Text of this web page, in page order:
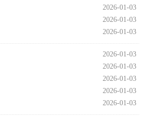
2026-01-03
2026-01-03
2026-01-03
2026-01-03
2026-01-03
2026-01-03
2026-01-03
2026-01-03